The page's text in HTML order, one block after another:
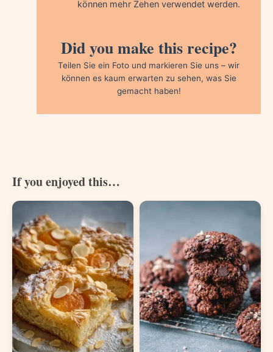
können mehr Zehen verwendet werden.
Did you make this recipe?
Teilen Sie ein Foto und markieren Sie uns – wir
können es kaum erwarten zu sehen, was Sie
gemacht haben!
If you enjoyed this…